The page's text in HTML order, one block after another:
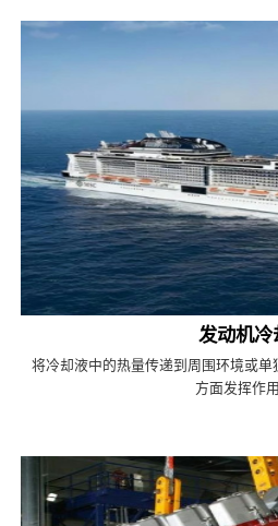
发动机冷
将冷却液中的热量传递到周围环境或
方面发挥作用